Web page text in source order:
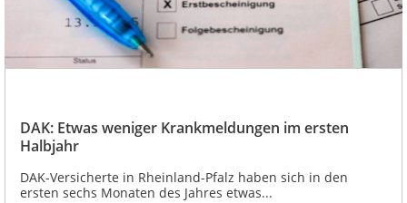
DAK: Etwas weniger Krankmeldungen im ersten
Halbjahr
DAK-Versicherte in Rheinland-Pfalz haben sich in den
ersten sechs Monaten des Jahres etwas...